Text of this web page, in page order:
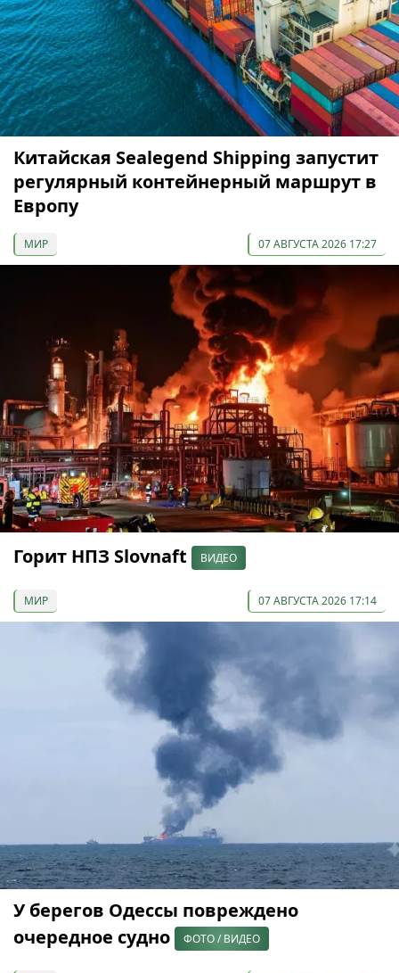
Китайская Sealegend Shipping запустит
регулярный контейнерный маршрут в
Европу
МИР 07 АВГУСТА 2026 17:27
Горит НПЗ Slovnaft ВИДЕО
МИР 07 АВГУСТА 2026 17:14
У берегов Одессы повреждено
очередное судно
ФОТО / ВИДЕО